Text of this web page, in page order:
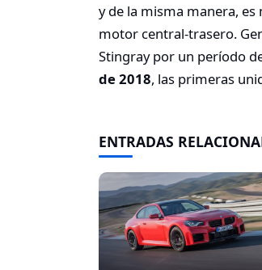
y de la misma manera,
motor central-trasero.
Stingray por un período
de 2018, las primeras
ENTRADAS